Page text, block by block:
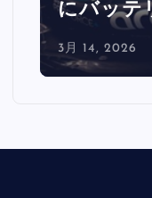
質問攻め